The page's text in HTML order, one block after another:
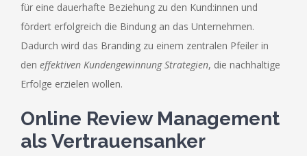
für eine dauerhafte Beziehung zu den Kund:innen und
fördert erfolgreich die Bindung an das Unternehmen.
Dadurch wird das Branding zu einem zentralen Pfeiler in
den effektiven Kundengewinnung Strategien, die nachhaltige
Erfolge erzielen wollen.
Online Review Management
als Vertrauensanker